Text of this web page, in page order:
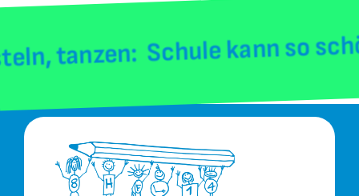
Schule kann so schön